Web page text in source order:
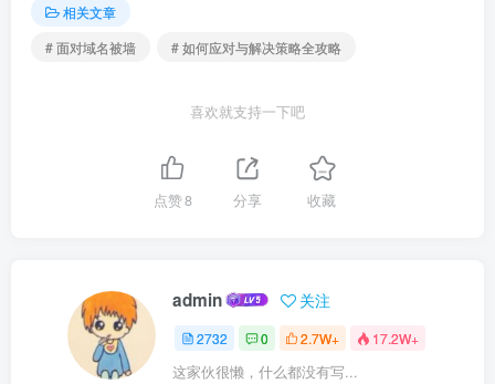
相关文章
# 面对域名被墙
# 如何应对与解决策略全攻略
喜欢就支持一下吧
点赞8 分享 收藏
admin 关注
2732 0 2.7W+ 17.2W+
这家伙很懒，什么都没有写...